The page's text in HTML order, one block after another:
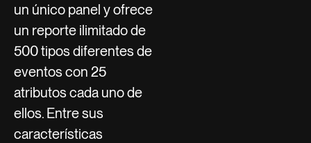
un único panel y ofrece
un reporte ilimitado de
500 tipos diferentes de
eventos con 25
atributos cada uno de
ellos. Entre sus
características